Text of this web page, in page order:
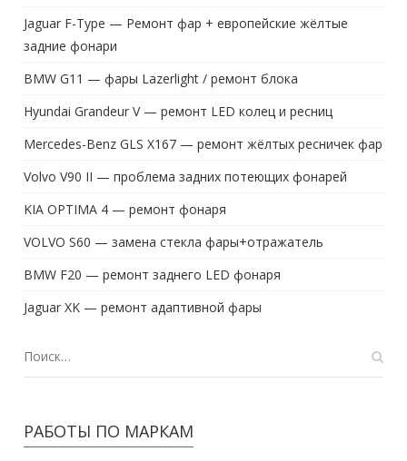
Jaguar F-Type — Ремонт фар + европейские жёлтые
задние фонари
BMW G11 — фары Lazerlight / ремонт блока
Hyundai Grandeur V — ремонт LED колец и ресниц
Mercedes-Benz GLS X167 — ремонт жёлтых ресничек фар
Volvo V90 II — проблема задних потеющих фонарей
KIA OPTIMA 4 — ремонт фонаря
VOLVO S60 — замена стекла фары+отражатель
BMW F20 — ремонт заднего LED фонаря
Jaguar XK — ремонт адаптивной фары
РАБОТЫ ПО МАРКАМ